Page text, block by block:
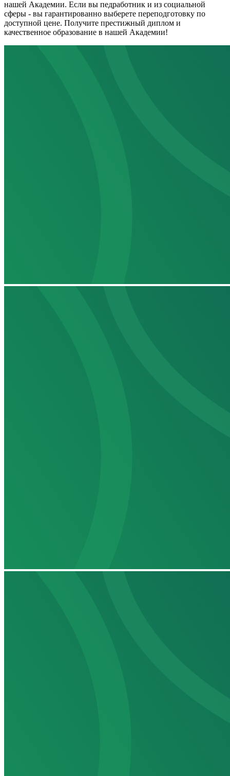
нашей Академии. Если вы педработник и из социальной
сферы - вы гарантированно выберете переподготовку по
доступной цене. Получите престижный диплом и
качественное образование в нашей Академии!